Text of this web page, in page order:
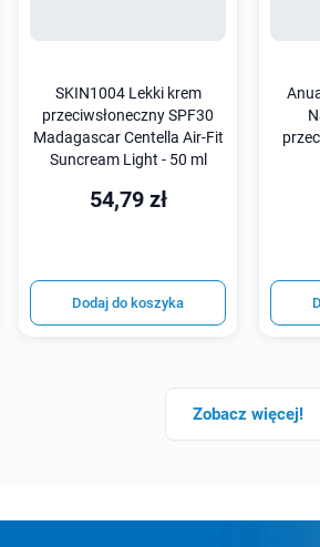
SKIN1004 Lekki krem
przeciwsłoneczny SPF30
Madagascar Centella Air-Fit
Suncream Light - 50 ml
54,79 zł
Dodaj do koszyka
Zobacz więcej!